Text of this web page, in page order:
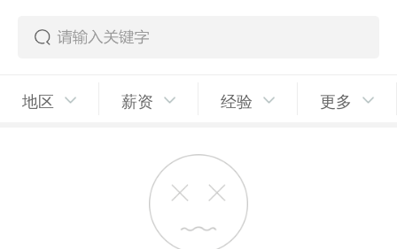
地区 薪资 经验 更多